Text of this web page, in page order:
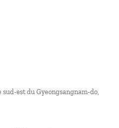
sud-est du Gyeongsangnam-do,